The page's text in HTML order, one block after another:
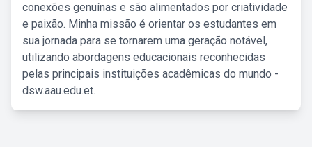
conexões genuínas e são alimentados por criatividade
e paixão. Minha missão é orientar os estudantes em
sua jornada para se tornarem uma geração notável,
utilizando abordagens educacionais reconhecidas
pelas principais instituições acadêmicas do mundo -
dsw.aau.edu.et.